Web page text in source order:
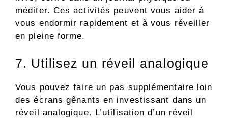
méditer. Ces activités peuvent vous aider à
vous endormir rapidement et à vous réveiller
en pleine forme.
7. Utilisez un réveil analogique
Vous pouvez faire un pas supplémentaire loin
des écrans gênants en investissant dans un
réveil analogique. L’utilisation d’un réveil